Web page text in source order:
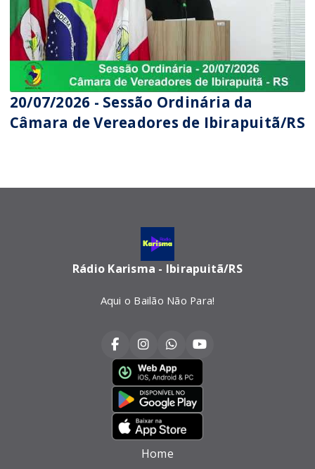
20/07/2026 - Sessão Ordinária da
Câmara de Vereadores de Ibirapuitã/RS
Rádio Karisma - Ibirapuitã/RS
Aqui o Bailão Não Para!
Home